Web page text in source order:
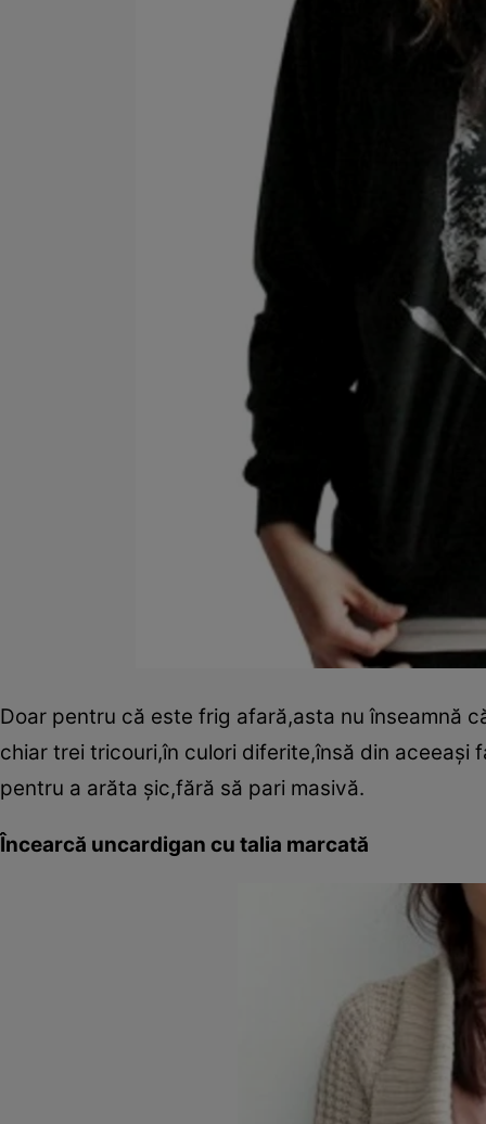
Doar pentru că este frig afară,asta nu înseamnă
chiar trei tricouri,în culori diferite,însă din
pentru a arăta şic,fără să pari masivă.
Încearcă uncardigan cu talia marcată